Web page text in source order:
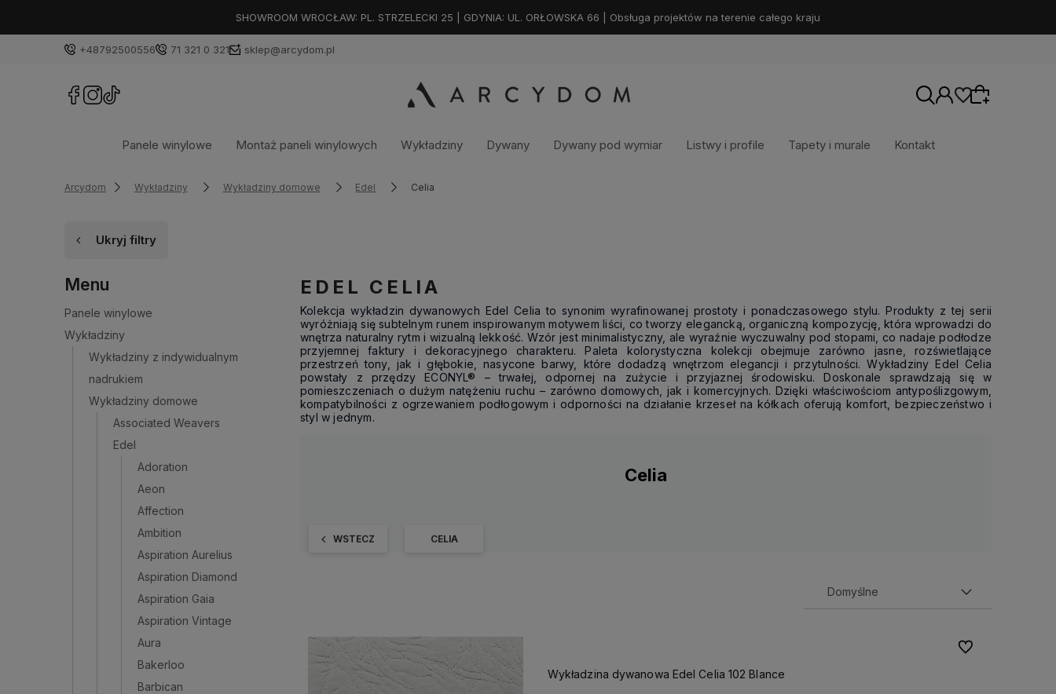
SHOWROOM WROCŁAW: PL. STRZELECKI 25 | GDYNIA: UL. ORŁOWSKA 66 | Obsługa projektów na terenie całego kraju
+48792500556 71 321 0 321 sklep@arcydom.pl
Panele winylowe Montaż paneli winylowych Wykładziny Dywany Dywany pod wymiar Listwy i profile Tapety i murale Kontakt
Arcydom Wykładziny Wykładziny domowe Edel Celia
Ukryj filtry
Menu
Panele winylowe
Wykładziny
Wykładziny z indywidualnym
nadrukiem
Wykładziny domowe
Associated Weavers
Edel
Adoration
Aeon
Affection
Ambition
Aspiration Aurelius
Aspiration Diamond
Aspiration Gaia
Aspiration Vintage
Aura
Bakerloo
Barbican
EDEL CELIA
Kolekcja wykładzin dywanowych Edel Celia to synonim wyrafinowanej prostoty i ponadczasowego stylu. Produkty z tej serii
wyróżniają się subtelnym runem inspirowanym motywem liści, co tworzy elegancką, organiczną kompozycję, która wprowadzi do
wnętrza naturalny rytm i wizualną lekkość. Wzór jest minimalistyczny, ale wyraźnie wyczuwalny pod stopami, co nadaje podłodze
przyjemnej faktury i dekoracyjnego charakteru. Paleta kolorystyczna kolekcji obejmuje zarówno jasne, rozświetlające
przestrzeń tony, jak i głębokie, nasycone barwy, które dodadzą wnętrzom elegancji i przytulności. Wykładziny Edel Celia
powstały z przędzy ECONYL® – trwałej, odpornej na zużycie i przyjaznej środowisku. Doskonale sprawdzają się w
pomieszczeniach o dużym natężeniu ruchu – zarówno domowych, jak i komercyjnych. Dzięki właściwościom antypoślizgowym,
kompatybilności z ogrzewaniem podłogowym i odporności na działanie krzeseł na kółkach oferują komfort, bezpieczeństwo i
styl w jednym.
Celia
WSTECZ CELIA
Wykładzina dywanowa Edel Celia 102 Blance
Do ulubionych